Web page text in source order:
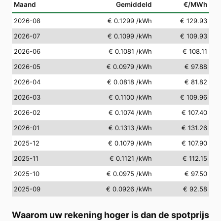
Maand Gemiddeld €/MWh
2026-08 € 0.1299 /kWh
€ 129.93
2026-07
€ 0.1099 /kWh
€ 109.93
2026-06
€ 0.1081 /kWh
€ 108.11
2026-05
€ 0.0979 /kWh
€ 97.88
2026-04
€ 0.0818 /kWh
€ 81.82
2026-03
€ 0.1100 /kWh
€ 109.96
2026-02
€ 0.1074 /kWh
€ 107.40
2026-01
€ 0.1313 /kWh
€ 131.26
2025-12
€ 0.1079 /kWh
€ 107.90
2025-11
€ 0.1121 /kWh
€ 112.15
2025-10
€ 0.0975 /kWh
€ 97.50
2025-09
€ 0.0926 /kWh € 92.58
Waarom uw rekening hoger is dan de spotprijs